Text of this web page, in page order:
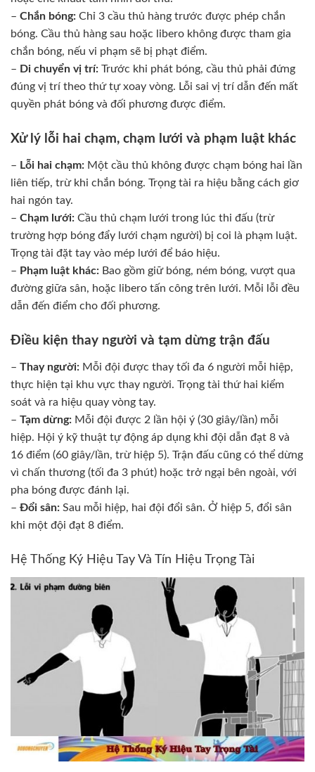
– Chắn bóng: Chỉ 3 cầu thủ hàng trước được phép chắn
bóng. Cầu thủ hàng sau hoặc libero không được tham gia
chắn bóng, nếu vi phạm sẽ bị phạt điểm.
– Di chuyển vị trí: Trước khi phát bóng, cầu thủ phải đứng
đúng vị trí theo thứ tự xoay vòng. Lỗi sai vị trí dẫn đến mất
quyền phát bóng và đối phương được điểm.
Xử lý lỗi hai chạm, chạm lưới và phạm luật khác
– Lỗi hai chạm: Một cầu thủ không được chạm bóng hai lần
liên tiếp, trừ khi chắn bóng. Trọng tài ra hiệu bằng cách giơ
hai ngón tay.
– Chạm lưới: Cầu thủ chạm lưới trong lúc thi đấu (trừ
trường hợp bóng đẩy lưới chạm người) bị coi là phạm luật.
Trọng tài đặt tay vào mép lưới để báo hiệu.
– Phạm luật khác: Bao gồm giữ bóng, ném bóng, vượt qua
đường giữa sân, hoặc libero tấn công trên lưới. Mỗi lỗi đều
dẫn đến điểm cho đối phương.
Điều kiện thay người và tạm dừng trận đấu
– Thay người: Mỗi đội được thay tối đa 6 người mỗi hiệp,
thực hiện tại khu vực thay người. Trọng tài thứ hai kiểm
soát và ra hiệu quay vòng tay.
– Tạm dừng: Mỗi đội được 2 lần hội ý (30 giây/lần) mỗi
hiệp. Hội ý kỹ thuật tự động áp dụng khi đội dẫn đạt 8 và
16 điểm (60 giây/lần, trừ hiệp 5). Trận đấu cũng có thể dừng
vì chấn thương (tối đa 3 phút) hoặc trở ngại bên ngoài, với
pha bóng được đánh lại.
– Đổi sân: Sau mỗi hiệp, hai đội đổi sân. Ở hiệp 5, đổi sân
khi một đội đạt 8 điểm.
Hệ Thống Ký Hiệu Tay Và Tín Hiệu Trọng Tài